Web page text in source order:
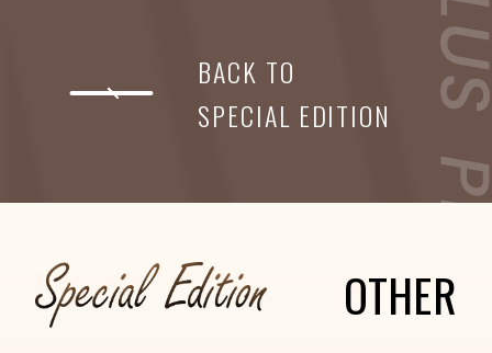
タバーステクノロジーを開発するPsychic V
R Labの2社。イベントの開催に深く関わっ
た各社のキーパーソン4人に、企画の背景や
BACK TO
SPECIAL EDITION
OTHER